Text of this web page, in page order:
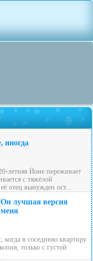
иногда
Йоне переживает
с тяжёлой
отец вынужден ост...
Он лучшая версия
меня
в соседнюю квартиру
только с густой